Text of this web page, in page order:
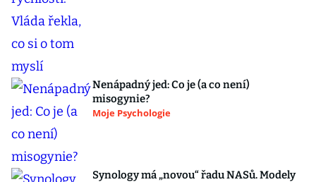
Nenápadný jed: Co je (a co není)
misogynie?
Moje Psychologie
Synology má „novou“ řadu NASů. Modely